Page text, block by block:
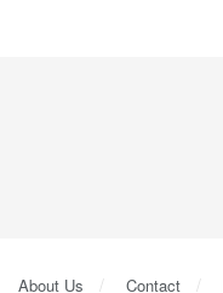
About Us Contact